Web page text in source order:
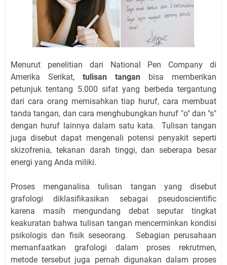
Menurut penelitian dari National Pen Company di
Amerika Serikat, tulisan tangan bisa memberikan
petunjuk tentang 5.000 sifat yang berbeda tergantung
dari cara orang memisahkan tiap huruf, cara membuat
tanda tangan, dan cara menghubungkan huruf "o" dan "s"
dengan huruf lainnya dalam satu kata. Tulisan tangan
juga disebut dapat mengenali potensi penyakit seperti
skizofrenia, tekanan darah tinggi, dan seberapa besar
energi yang Anda miliki.
Proses menganalisa tulisan tangan yang disebut
grafologi diklasifikasikan sebagai pseudoscientific
karena masih mengundang debat seputar tingkat
keakuratan bahwa tulisan tangan mencerminkan kondisi
psikologis dan fisik seseorang. Sebagian perusahaan
memanfaatkan grafologi dalam proses rekrutmen,
metode tersebut juga pernah digunakan dalam proses